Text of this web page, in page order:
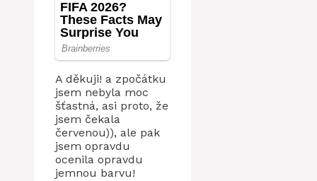
A děkuji! a zpočátku
jsem nebyla moc
šťastná, asi proto, že
jsem čekala
červenou)), ale pak
jsem opravdu
ocenila opravdu
jemnou barvu!